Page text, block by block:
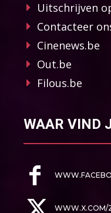
Uitschrijven
Contacteer
Cinenews.be
Out.be
Filous.be
WAAR VIND
WWW.X.COM/